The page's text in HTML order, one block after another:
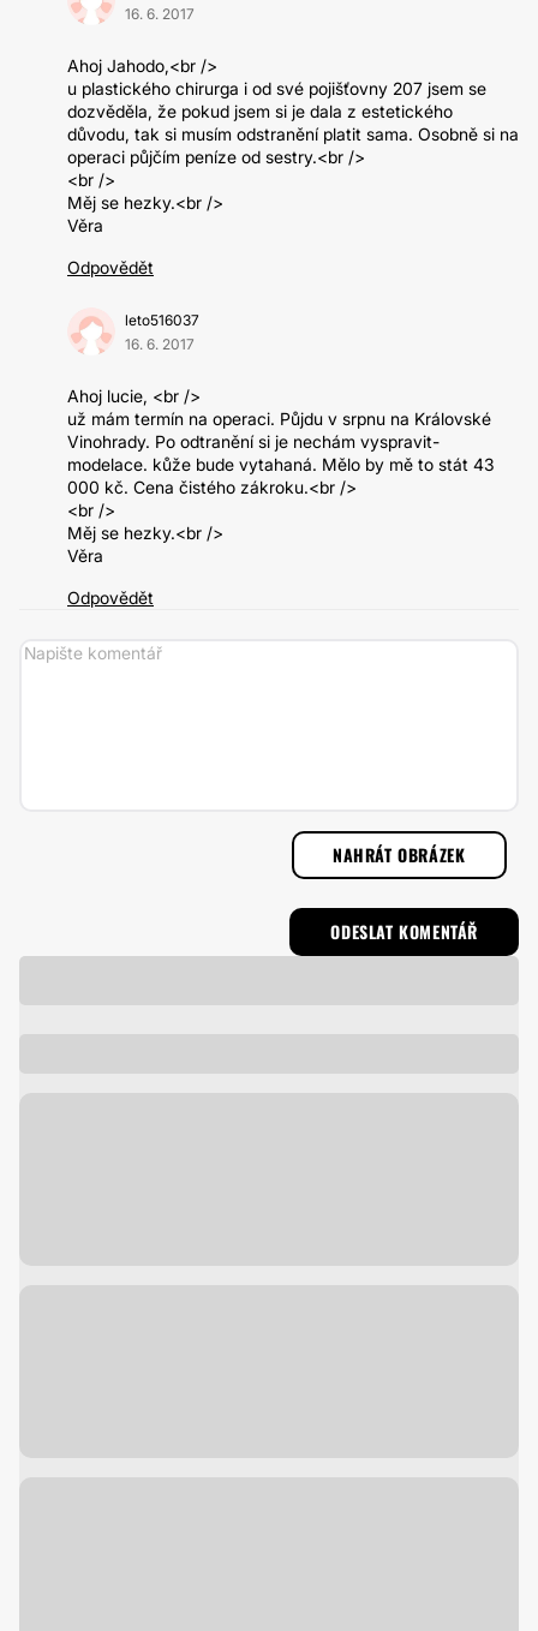
16. 6. 2017
Ahoj Jahodo,<br />
u plastického chirurga i od své pojišťovny 207 jsem se
dozvěděla, že pokud jsem si je dala z estetického
důvodu, tak si musím odstranění platit sama. Osobně si na
operaci půjčím peníze od sestry.<br />
<br />
Měj se hezky.<br />
Věra
Odpovědět
leto516037
16. 6. 2017
Ahoj lucie, <br />
už mám termín na operaci. Půjdu v srpnu na Královské
Vinohrady. Po odtranění si je nechám vyspravit-
modelace. kůže bude vytahaná. Mělo by mě to stát 43
000 kč. Cena čistého zákroku.<br />
<br />
Měj se hezky.<br />
Věra
Odpovědět
NAHRÁT OBRÁZEK